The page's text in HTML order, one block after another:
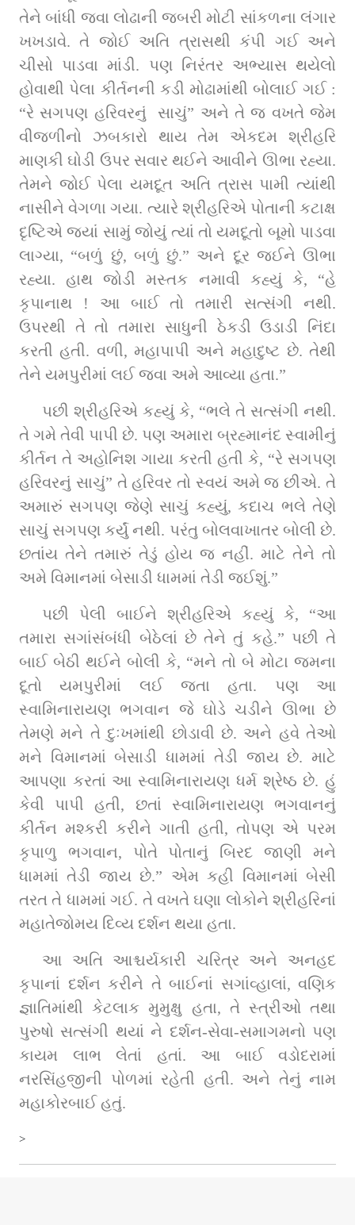
તેને બાંધી જવા લોઢાની જબરી મોટી સાંકળના લંગાર
ખખડાવે. તે જોઈ અતિ ત્રાસથી કંપી ગઈ અને
ચીસો પાડવા માંડી. પણ નિરંતર અભ્યાસ થયેલો
હોવાથી પેલા કીર્તનની કડી મોઢામાંથી બોલાઈ ગઈ :
“રે સગપણ હરિવરનું  સાચું” અને તે જ વખતે જેમ
વીજળીનો ઝબકારો થાય તેમ એકદમ શ્રીહરિ
માણકી ઘોડી ઉપર સવાર થઈને આવીને ઊભા રહ્યા.
તેમને જોઈ પેલા યમદૂત અતિ ત્રાસ પામી ત્યાંથી
નાસીને વેગળા ગયા. ત્યારે શ્રીહરિએ પોતાની કટાક્ષ
દૃષ્ટિએ જ્યાં સામું જોયું ત્યાં તો યમદૂતો બૂમો પાડવા
લાગ્યા, “બળું છું, બળું છું.” અને દૂર જઈને ઊભા
રહ્યા. હાથ જોડી મસ્તક નમાવી કહ્યું કે, “હે
કૃપાનાથ ! આ બાઈ તો તમારી સત્સંગી નથી.
ઉપરથી તે તો તમારા સાધુની ઠેકડી ઉડાડી નિંદા
કરતી હતી. વળી, મહાપાપી અને મહાદુષ્ટ છે. તેથી
તેને યમપુરીમાં લઈ જવા અમે આવ્યા હતા.”
પછી શ્રીહરિએ કહ્યું કે, “ભલે તે સત્સંગી નથી.
તે ગમે તેવી પાપી છે. પણ અમારા બ્રહ્માનંદ સ્વામીનું
કીર્તન તે અહોનિશ ગાયા કરતી હતી કે, “રે સગપણ
હરિવરનું સાચું” તે હરિવર તો સ્વયં અમે જ છીએ. તે
અમારું સગપણ જેણે સાચું કહ્યું, કદાચ ભલે તેણે
સાચું સગપણ કર્યું નથી. પરંતુ બોલવાખાતર બોલી છે.
છતાંય તેને તમારું તેડું હોય જ નહીં. માટે તેને તો
અમે વિમાનમાં બેસાડી ધામમાં તેડી જઈશું.”
પછી પેલી બાઈને શ્રીહરિએ કહ્યું કે, “આ
તમારા સગાંસંબંધી બેઠેલાં છે તેને તું કહે.” પછી તે
બાઈ બેઠી થઈને બોલી કે, “મને તો બે મોટા જમના
દૂતો યમપુરીમાં લઈ જતા હતા. પણ આ
સ્વામિનારાયણ ભગવાન જે ઘોડે ચડીને ઊભા છે
તેમણે મને તે દુઃખમાંથી છોડાવી છે. અને હવે તેઓ
મને વિમાનમાં બેસાડી ધામમાં તેડી જાય છે. માટે
આપણા કરતાં આ સ્વામિનારાયણ ધર્મ શ્રેષ્ઠ છે. હું
કેવી પાપી હતી, છતાં સ્વામિનારાયણ ભગવાનનું
કીર્તન મશ્કરી કરીને ગાતી હતી, તોપણ એ પરમ
કૃપાળુ ભગવાન, પોતે પોતાનું બિરદ જાણી મને
ધામમાં તેડી જાય છે.” એમ કહી વિમાનમાં બેસી
તરત તે ધામમાં ગઈ. તે વખતે ઘણા લોકોને શ્રીહરિનાં
મહાતેજોમય દિવ્ય દર્શન થયા હતા.
આ અતિ આશ્ચર્યકારી ચરિત્ર અને અનહદ
કૃપાનાં દર્શન કરીને તે બાઈનાં સગાંવ્હાલાં, વણિક
જ્ઞાતિમાંથી કેટલાક મુમુક્ષુ હતા, તે સ્ત્રીઓ તથા
પુરુષો સત્સંગી થયાં ને દર્શન-સેવા-સમાગમનો પણ
કાયમ લાભ લેતાં હતાં. આ બાઈ વડોદરામાં
નરસિંહજીની પોળમાં રહેતી હતી. અને તેનું નામ
મહાકોરબાઈ હતું.
>